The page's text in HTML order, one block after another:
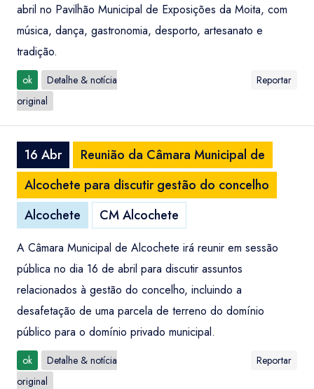
abril no Pavilhão Municipal de Exposições da Moita, com
música, dança, gastronomia, desporto, artesanato e
tradição.
ok
Detalhe & notícia
original
Reportar
16 Abr
Reunião da Câmara Municipal de
Alcochete para discutir gestão do concelho
Alcochete
CM Alcochete
A Câmara Municipal de Alcochete irá reunir em sessão
pública no dia 16 de abril para discutir assuntos
relacionados à gestão do concelho, incluindo a
desafetação de uma parcela de terreno do domínio
público para o domínio privado municipal.
ok
Detalhe & notícia
original
Reportar